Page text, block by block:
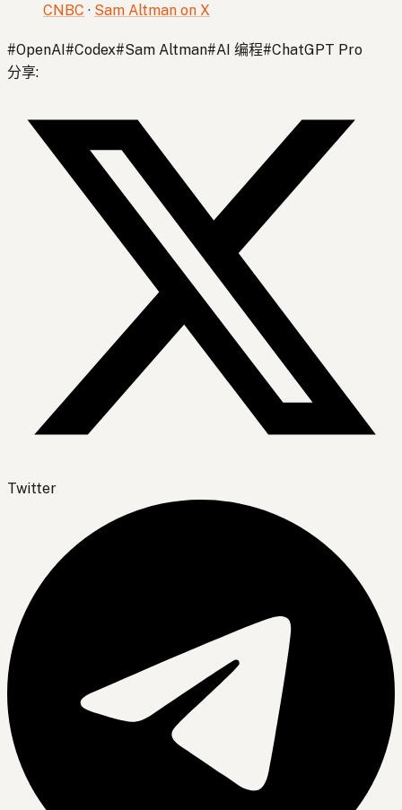
CNBC · Sam Altman on X
#OpenAI#Codex#Sam Altman#AI 编程#ChatGPT Pro
分享:
Twitter